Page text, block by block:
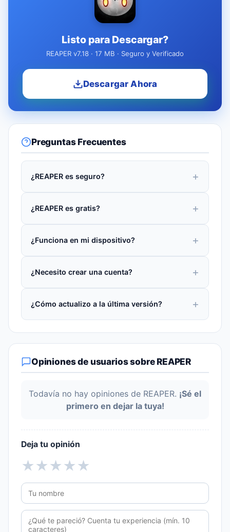
Listo para Descargar?
REAPER v7.18 · 17 MB · Seguro y Verificado
Descargar Ahora
Preguntas Frecuentes
¿REAPER es seguro?
¿REAPER es gratis?
¿Funciona en mi dispositivo?
¿Necesito crear una cuenta?
¿Cómo actualizo a la última versión?
Opiniones de usuarios sobre REAPER
Todavía no hay opiniones de REAPER. ¡Sé el
primero en dejar la tuya!
Deja tu opinión
★
★
★
★
★